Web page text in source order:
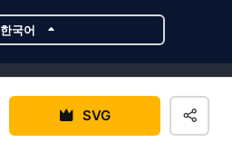
SVG
한국어